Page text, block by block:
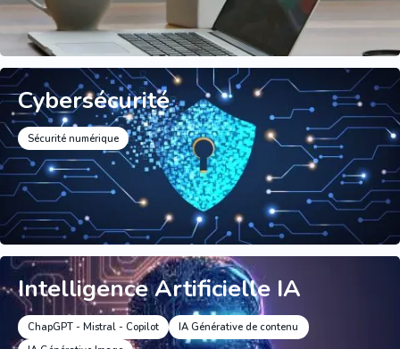
Cybersécurité
Sécurité numérique
Intelligence Artificielle IA
ChapGPT - Mistral - Copilot
IA Générative de contenu